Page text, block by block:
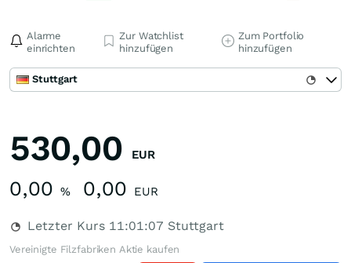
Alarme
einrichten
Zur Watchlist
hinzufügen
Zum Portfolio
hinzufügen
Stuttgart
530,00 EUR
0,00 % 0,00 EUR
Letzter Kurs 11:01:07 Stuttgart
Vereinigte Filzfabriken Aktie kaufen